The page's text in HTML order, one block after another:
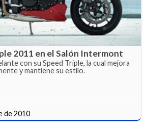
2011 en el Salón Intermont
con su Speed Triple, la cual mejora
y mantiene su estilo.
de 2010